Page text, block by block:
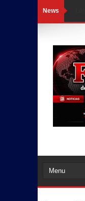
News